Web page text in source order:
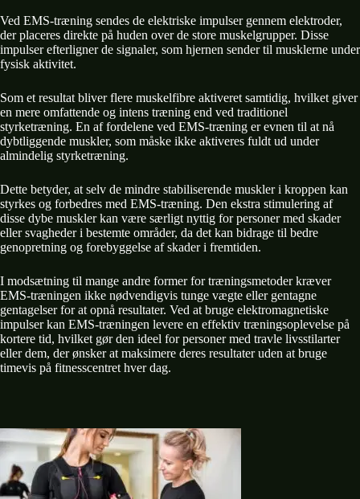
Ved EMS-træning sendes de elektriske impulser gennem elektroder,
der placeres direkte på huden over de store muskelgrupper. Disse
impulser efterligner de signaler, som hjernen sender til musklerne under
fysisk aktivitet.
Som et resultat bliver flere muskelfibre aktiveret samtidig, hvilket giver
en mere omfattende og intens træning end ved traditionel
styrketræning. En af fordelene ved EMS-træning er evnen til at nå
dybtliggende muskler, som måske ikke aktiveres fuldt ud under
almindelig styrketræning.
Dette betyder, at selv de mindre stabiliserende muskler i kroppen kan
styrkes og forbedres med EMS-træning. Den ekstra stimulering af
disse dybe muskler kan være særligt nyttig for personer med skader
eller svagheder i bestemte områder, da det kan bidrage til bedre
genopretning og forebyggelse af skader i fremtiden.
I modsætning til mange andre former for træningsmetoder kræver
EMS-træningen ikke nødvendigvis tunge vægte eller gentagne
gentagelser for at opnå resultater. Ved at bruge elektromagnetiske
impulser kan EMS-træningen levere en effektiv træningsoplevelse på
kortere tid, hvilket gør den ideel for personer med travle livsstilarter
eller dem, der ønsker at maksimere deres resultater uden at bruge
timevis på fitnesscentret hver dag.